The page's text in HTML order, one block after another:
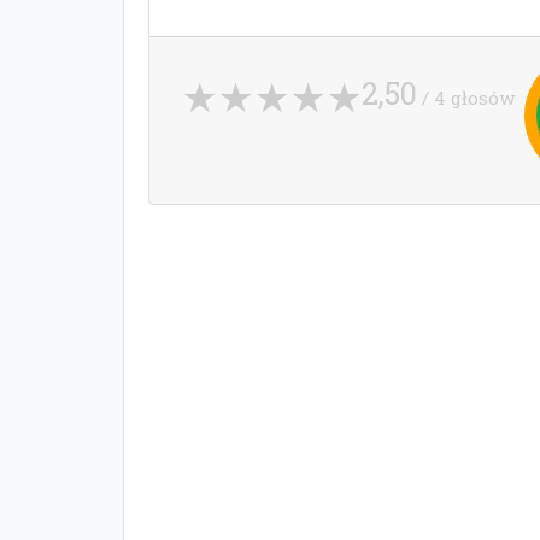
2,50 / 4 głosów